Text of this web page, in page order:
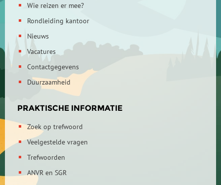
Wie reizen er mee?
Rondleiding kantoor
Nieuws
Vacatures
Contactgegevens
Duurzaamheid
PRAKTISCHE INFORMATIE
Zoek op trefwoord
Veelgestelde vragen
Trefwoorden
ANVR en SGR